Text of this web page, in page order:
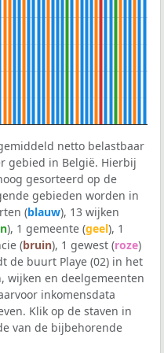
netto belastbaar
gebied in België. Hierbij
gesorteerd op de
gebieden worden in
(blauw), 13 wijken
), 1 gemeente (geel), 1
(bruin), 1 gewest (roze)
de buurt Playe (02) in het
wijken en deelgemeenten
inkomensdata
Klik op de staven in
van de bijbehorende